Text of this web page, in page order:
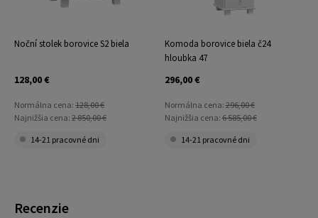
Recenzie
Noční stolek borovice S2 biela
128,00 €
Normálna cena: 128,00 €
Najnižšia cena: 2 850,00 €
14-21 pracovné dni
Komoda borovice biela č24
hloubka 47
296,00 €
Normálna cena:296,00 €
Najnižšia cena:6 585,00 €
14-21 pracovné dni